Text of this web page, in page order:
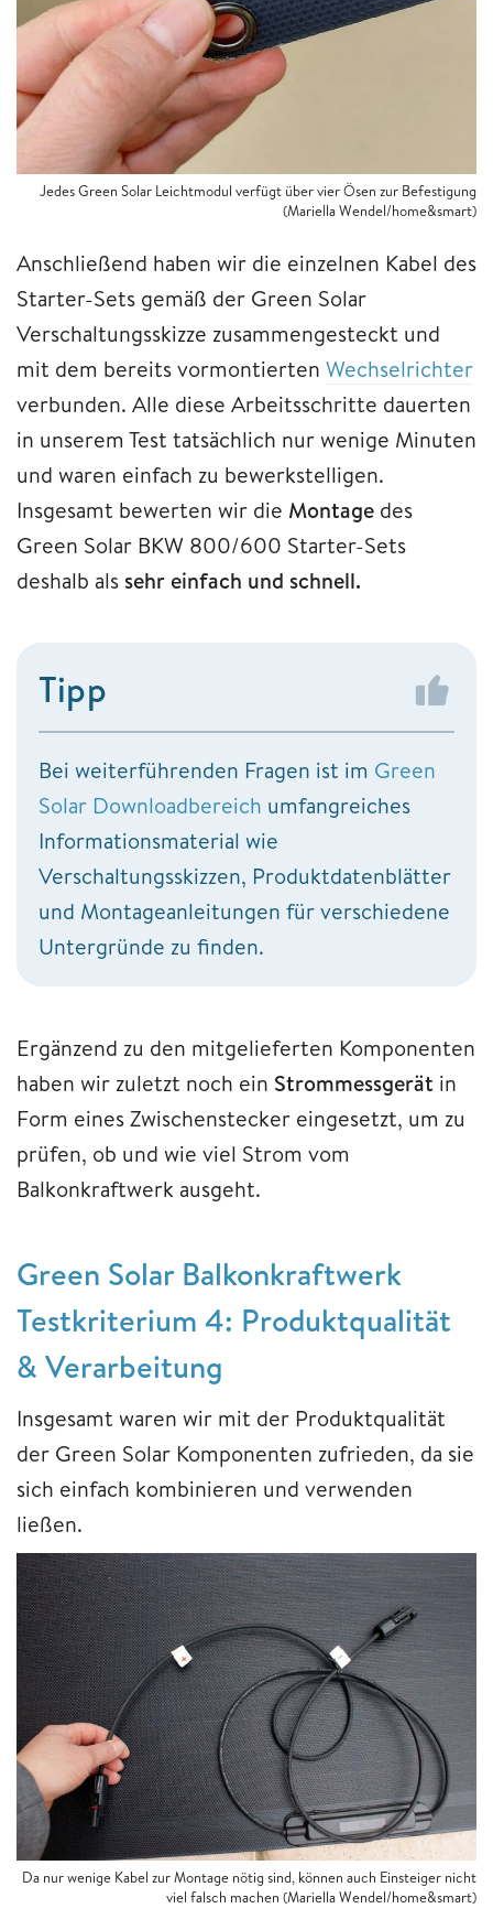
Jedes Green Solar Leichtmodul verfügt über vier Ösen zur Befestigung
(Mariella Wendel/home&smart)
Anschließend haben wir die einzelnen Kabel des
Starter-Sets gemäß der Green Solar
Verschaltungsskizze zusammengesteckt und
mit dem bereits vormontierten Wechselrichter
verbunden. Alle diese Arbeitsschritte dauerten
in unserem Test tatsächlich nur wenige Minuten
und waren einfach zu bewerkstelligen.
Insgesamt bewerten wir die Montage des
Green Solar BKW 800/600 Starter-Sets
deshalb als sehr einfach und schnell.
Tipp
Bei weiterführenden Fragen ist im Green
Solar Downloadbereich umfangreiches
Informationsmaterial wie
Verschaltungsskizzen, Produktdatenblätter
und Montageanleitungen für verschiedene
Untergründe zu finden.
Ergänzend zu den mitgelieferten Komponenten
haben wir zuletzt noch ein Strommessgerät in
Form eines Zwischenstecker eingesetzt, um zu
prüfen, ob und wie viel Strom vom
Balkonkraftwerk ausgeht.
Green Solar Balkonkraftwerk
Testkriterium 4: Produktqualität
& Verarbeitung
Insgesamt waren wir mit der Produktqualität
der Green Solar Komponenten zufrieden, da sie
sich einfach kombinieren und verwenden
ließen.
Da nur wenige Kabel zur Montage nötig sind, können auch Einsteiger nicht
viel falsch machen (Mariella Wendel/home&smart)